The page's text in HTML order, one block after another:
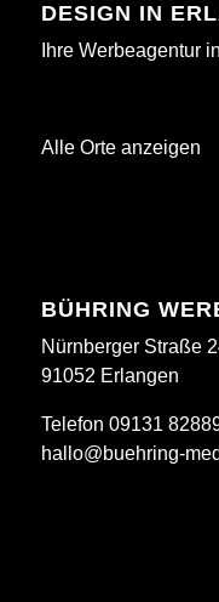
DESIGN IN
Ihre Werbeagentur
Alle Orte anzeigen
BÜHRING
Nürnberger Straße
91052 Erlangen
Telefon 09131
hallo@buehring-